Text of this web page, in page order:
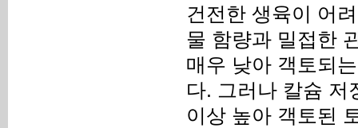
건전한 생육이 어
물 함량과 밀접한
매우 낮아 객토되
다. 그러나 칼슘 저
이상 높아 객토된